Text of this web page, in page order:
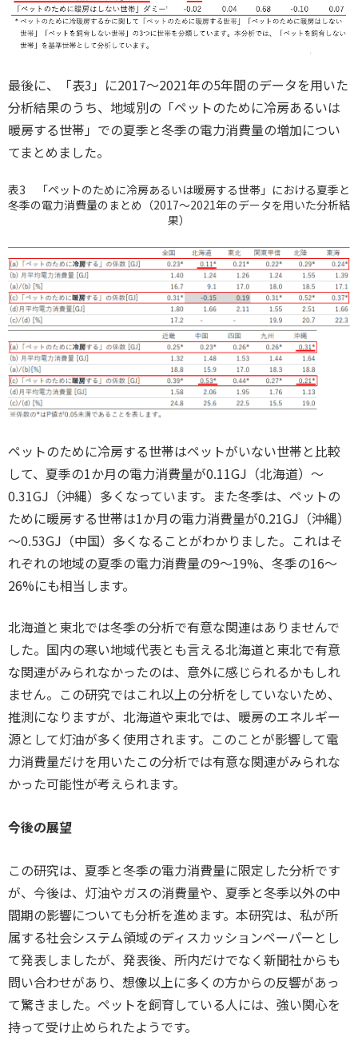
最後に、「表3」に2017～2021年の5年間のデータを用いた
分析結果のうち、地域別の「ペットのために冷房あるいは
暖房する世帯」での夏季と冬季の電力消費量の増加につい
てまとめました。
表3 「ペットのために冷房あるいは暖房する世帯」における夏季と
冬季の電力消費量のまとめ（2017～2021年のデータを用いた分析結
果）
ペットのために冷房する世帯はペットがいない世帯と比較
して、夏季の1か月の電力消費量が0.11GJ（北海道）～
0.31GJ（沖縄）多くなっています。また冬季は、ペットの
ために暖房する世帯は1か月の電力消費量が0.21GJ（沖縄）
～0.53GJ（中国）多くなることがわかりました。これはそ
れぞれの地域の夏季の電力消費量の9～19%、冬季の16～
26%にも相当します。
北海道と東北では冬季の分析で有意な関連はありませんで
した。国内の寒い地域代表とも言える北海道と東北で有意
な関連がみられなかったのは、意外に感じられるかもしれ
ません。この研究ではこれ以上の分析をしていないため、
推測になりますが、北海道や東北では、暖房のエネルギー
源として灯油が多く使用されます。このことが影響して電
力消費量だけを用いたこの分析では有意な関連がみられな
かった可能性が考えられます。
今後の展望
この研究は、夏季と冬季の電力消費量に限定した分析です
が、今後は、灯油やガスの消費量や、夏季と冬季以外の中
間期の影響についても分析を進めます。本研究は、私が所
属する社会システム領域のディスカッションペーパーとし
て発表しましたが、発表後、所内だけでなく新聞社からも
問い合わせがあり、想像以上に多くの方からの反響があっ
て驚きました。ペットを飼育している人には、強い関心を
持って受け止められたようです。